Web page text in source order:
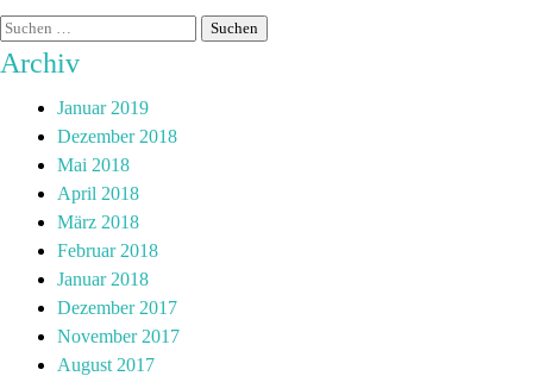
Archiv
Januar 2019
Dezember 2018
Mai 2018
April 2018
März 2018
Februar 2018
Januar 2018
Dezember 2017
November 2017
August 2017